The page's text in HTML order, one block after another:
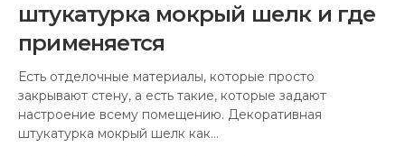
штукатурка мокрый шелк и где
применяется
Есть отделочные материалы, которые просто
закрывают стену, а есть такие, которые задают
настроение всему помещению. Декоративная
штукатурка мокрый шелк как…